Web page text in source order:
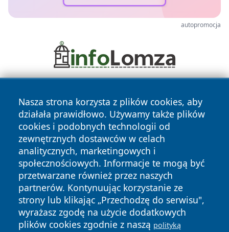
autopromocja
Nasza strona korzysta z plików cookies, aby
działała prawidłowo. Używamy także plików
cookies i podobnych technologii od
zewnętrznych dostawców w celach
analitycznych, marketingowych i
społecznościowych. Informacje te mogą być
przetwarzane również przez naszych
partnerów. Kontynuując korzystanie ze
strony lub klikając „Przechodzę do serwisu",
wyrażasz zgodę na użycie dodatkowych
plików cookies zgodnie z naszą polityką
Copyright © 2026 szczecin4u.pl Wszystkie prawa zastrzeżone.
News Autorzy
Polityka
Prywatności
Polityka
Cookies